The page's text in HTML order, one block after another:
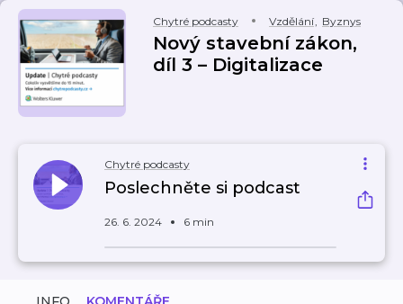
Chytré podcasty Vzdělání, Byznys
Nový stavební zákon,
díl 3 – Digitalizace
Chytré podcasty
Poslechněte si podcast
26. 6. 2024 6 min